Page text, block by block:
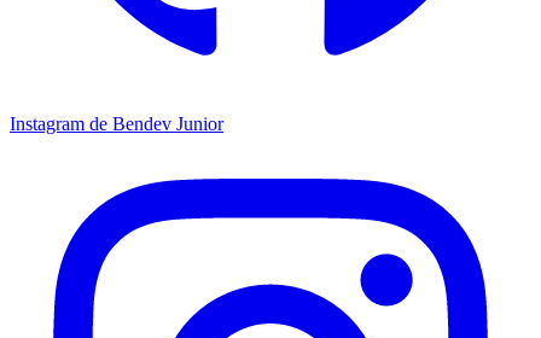
Instagram de Bendev Junior